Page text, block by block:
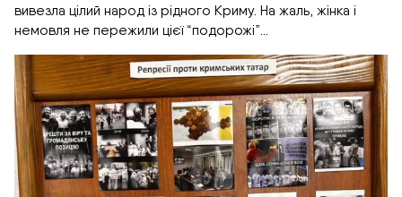
вивезла цілий народ із рідного Криму. На жаль, жінка і
немовля не пережили цієї “подорожі”…